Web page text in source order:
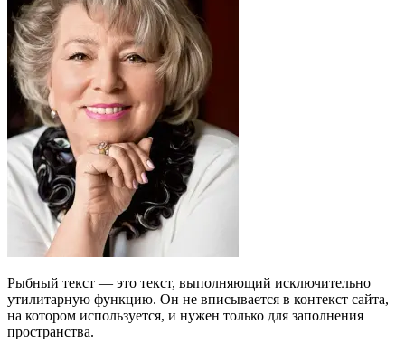
Рыбный текст — это текст, выполняющий исключительно
утилитарную функцию. Он не вписывается в контекст сайта,
на котором используется, и нужен только для заполнения
пространства.